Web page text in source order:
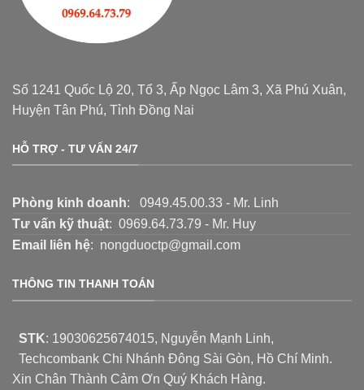
Số 1241 Quốc Lộ 20, Tổ 3, Ấp Ngọc Lâm 3, Xã Phú Xuân,
Huyện Tân Phú, Tỉnh Đồng Nai
HỖ TRỢ - TƯ VẤN 24/7
Phòng kinh doanh: 0949.45.00.33 - Mr. Linh
Tư vấn kỹ thuật: 0969.64.73.79 - Mr. Huy
Email liên hệ: nongduoctp@gmail.com
THÔNG TIN THANH TOÁN
STK: 19030625674015, Nguyễn Mạnh Linh,
Techcombank Chi Nhánh Đông Sài Gòn, Hồ Chí Minh.
Xin Chân Thành Cảm Ơn Quý Khách Hàng.